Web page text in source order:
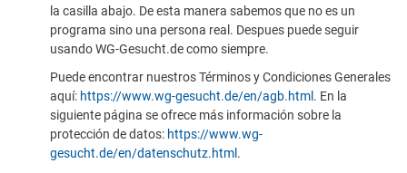
la casilla abajo. De esta manera sabemos que no es un
programa sino una persona real. Despues puede seguir
usando WG-Gesucht.de como siempre.
Puede encontrar nuestros Términos y Condiciones Generales
aquí: https://www.wg-gesucht.de/en/agb.html . En la
siguiente página se ofrece más información sobre la
protección de datos: https://www.wg-
gesucht.de/en/datenschutz.html .